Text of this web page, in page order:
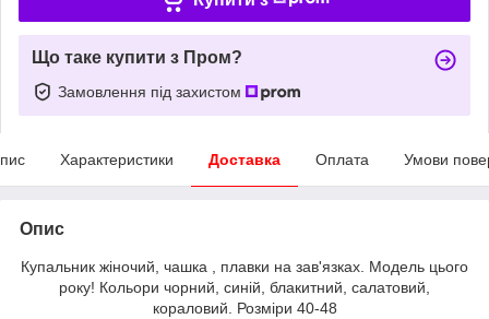
Що таке купити з Пром?
Замовлення під захистом
Характеристики Доставка Оплата Умови
Опис
Купальник жіночий, чашка , плавки на зав'язках. Модель цього
року! Кольори чорний, синій, блакитний, салатовий,
кораловий. Розміри 40-48